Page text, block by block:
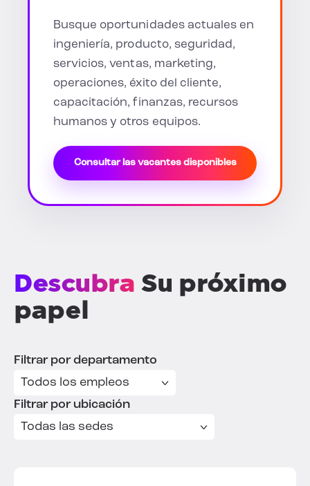
Busque oportunidades actuales en
ingeniería, producto, seguridad,
servicios, ventas, marketing,
operaciones, éxito del cliente,
capacitación, finanzas, recursos
humanos y otros equipos.
Consultar las vacantes disponibles
Descubra Su próximo
papel
Filtrar por departamento
Filtrar por ubicación